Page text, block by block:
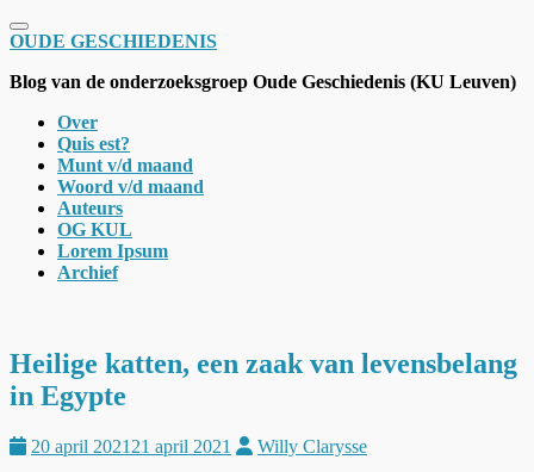
Schakel navigatie
OUDE GESCHIEDENIS
Blog van de onderzoeksgroep Oude Geschiedenis (KU Leuven)
Over
Quis est?
Munt v/d maand
Woord v/d maand
Auteurs
OG KUL
Lorem Ipsum
Archief
Heilige katten, een zaak van levensbelang
in Egypte
20 april 2021 21 april 2021 Willy Clarysse